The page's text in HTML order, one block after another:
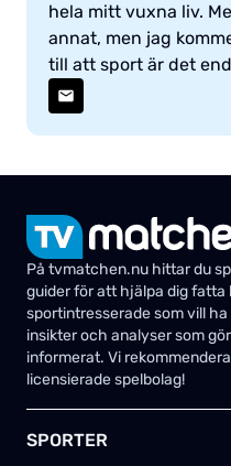
hela mitt vuxna liv.
annat, men jag
till att sport är det
På tvmatchen.nu hittar du
guider för att hjälpa dig fatta
sportintresserade som vill
insikter och analyser som
informerat. Vi
licensierade spelbolag!
SPORTER